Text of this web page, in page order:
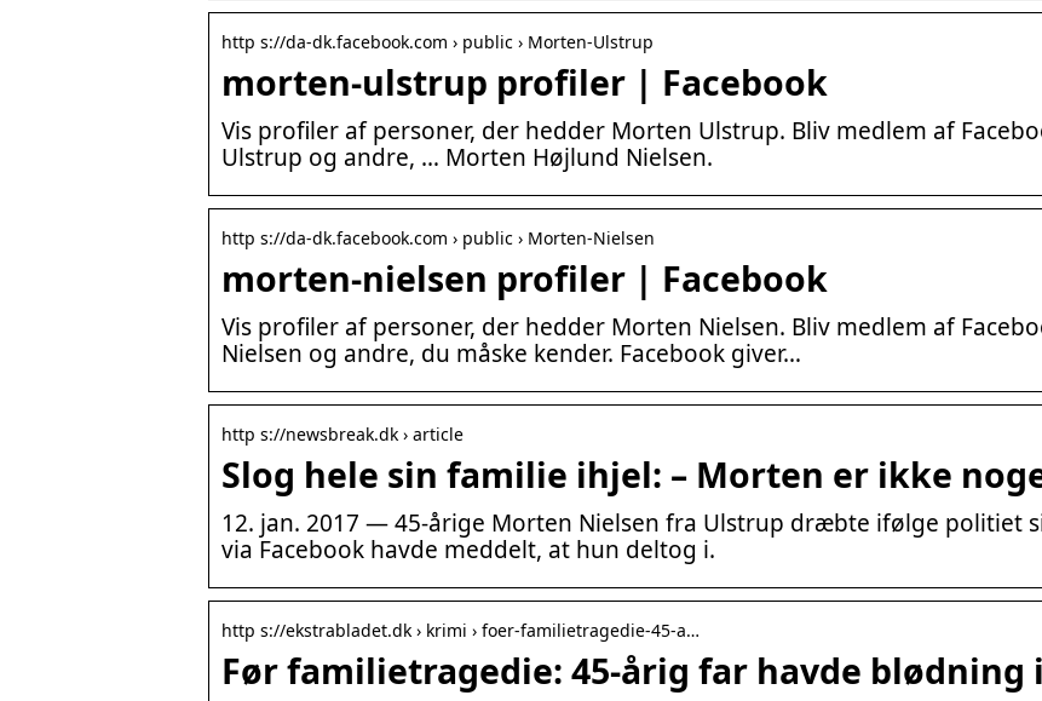
http s://da-dk.facebook.com › public › Morten-Ulstrup
morten-ulstrup profiler | Facebook
Vis profiler af personer, der hedder Morten Ulstrup. Bliv medlem af
Ulstrup og andre, … Morten Højlund Nielsen.
http s://da-dk.facebook.com › public › Morten-Nielsen
morten-nielsen profiler | Facebook
Vis profiler af personer, der hedder Morten Nielsen. Bliv medlem af
Nielsen og andre, du måske kender. Facebook giver…
http s://newsbreak.dk › article
Slog hele sin familie ihjel: – Morten er ikke
12. jan. 2017 — 45-årige Morten Nielsen fra Ulstrup dræbte ifølge politiet
via Facebook havde meddelt, at hun deltog i.
http s://ekstrabladet.dk › krimi › foer-familietragedie-45-a…
Før familietragedie: 45-årig far havde blødning